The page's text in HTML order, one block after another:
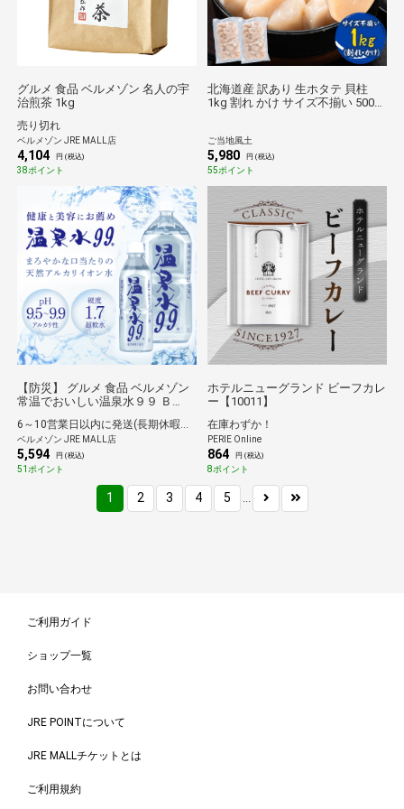
グルメ 食品 ベルメゾン 名人の宇
治煎茶 1kg
売り切れ
ベルメゾン JRE MALL店
4,104 円 (税込)
38ポイント
北海道産 訳あり 生ホタテ 貝柱
1kg 割れ かけ サイズ不揃い 500g
祝除く) _-
rg_fwhota_s_23_4580_1000g
ご当地風土
5,980 円 (税込)
55ポイント
【防災】 グルメ 食品 ベルメゾン
常温でおいしい温泉水９９ Ｂ
6～10営業日以内に発送(長期休暇除く)
ベルメゾン JRE MALL店
5,594 円 (税込)
51ポイント
ホテルニューグランド ビーフカレ
ー【10011】
在庫わずか！
PERIE Online
864 円 (税込)
8ポイント
1 2 3 4 5
ご利用ガイド
ショップ一覧
お問い合わせ
JRE POINTについて
JRE MALLチケットとは
ご利用規約